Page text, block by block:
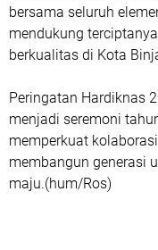
bersama seluruh
mendukung
berkualitas di Kota
Peringatan Hardiknas
menjadi seremoni
memperkuat
membangun generasi
maju.(hum/Ros)